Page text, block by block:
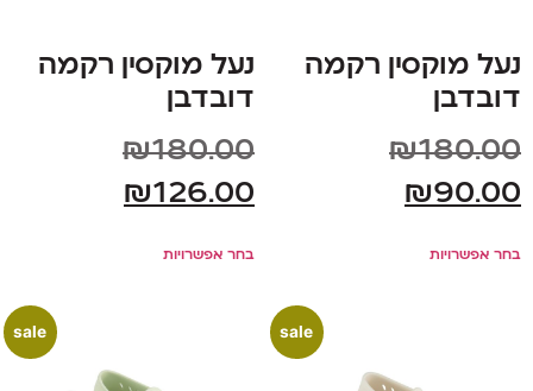
נעל מוקסין רקמה
דובדבן
₪180.00
₪90.00
בחר אפשרויות
נעל מוקסין רקמה
דובדבן
₪180.00
₪126.00
בחר אפשרויות
sale
sale